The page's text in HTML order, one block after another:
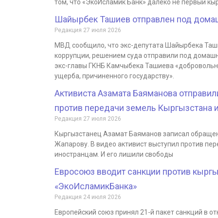
том, что «ЭкоИсламик Банк» далеко не первый
Шайырбек Ташиев отправлен под
Редакция 27 июля 2026
МВД сообщило, что экс-депутата Шайырбека
коррупции, решением суда отправили под
экс-главы ГКНБ Камчыбека Ташиева
ущерба, причиненного государству».
Активиста Азамата Баяманова
против передачи земель Кыргызстана
Редакция 27 июля 2026
Кыргызстанец Азамат Баяманов записал
Жапарову. В видео активист выступил против
иностранцам. И его лишили свободы
Евросоюз вводит санкции против
«ЭкоИсламикБанка»
Редакция 24 июля 2026
Европейский союз принял 21-й пакет санкций в